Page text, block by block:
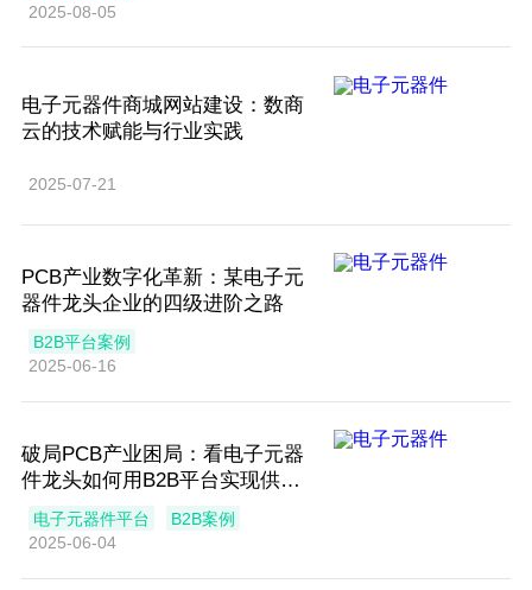
2025-08-05
电子元器件商城网站建设：数商
云的技术赋能与行业实践
2025-07-21
PCB产业数字化革新：某电子元
器件龙头企业的四级进阶之路
B2B平台案例
2025-06-16
破局PCB产业困局：看电子元器
件龙头如何用B2B平台实现供应
链效率跃升70%？
电子元器件平台
B2B案例
2025-06-04